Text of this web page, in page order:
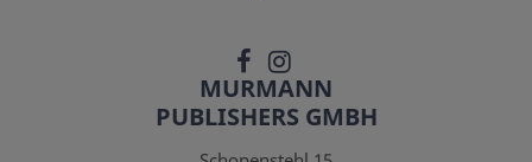
MURMANN
PUBLISHERS GMBH